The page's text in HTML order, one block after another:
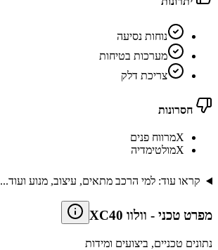
נוחות נסיעה
מערכות בטיחות
צריכת דלק
חסרונות
Xמרווח פנים
Xמולטימדיה
קראו עוד: למי הרכב מתאים, עיצוב, מנוע ועוד...
מפרט טכני - וולוו XC40
נתונים טכניים, ביצועים ומידות